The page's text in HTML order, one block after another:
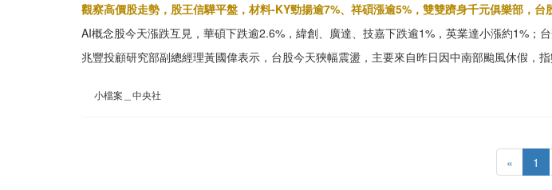
觀察高價股走勢，股王信驊平盤，材料-KY勁揚逾7%、祥碩漲逾5%，雙雙躋身千元俱樂部，台
AI概念股今天漲跌互見，華碩下跌逾2.6%，緯創、廣達、技嘉下跌逾1%，英業達小漲約1%；
兆豐投顧研究部副總經理黃國偉表示，台股今天狹幅震盪，主要來自昨日因中南部颱風休假，
小檔案＿中央社
« 1